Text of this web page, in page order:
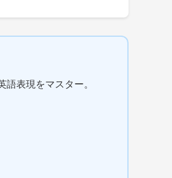
表現をマスター。